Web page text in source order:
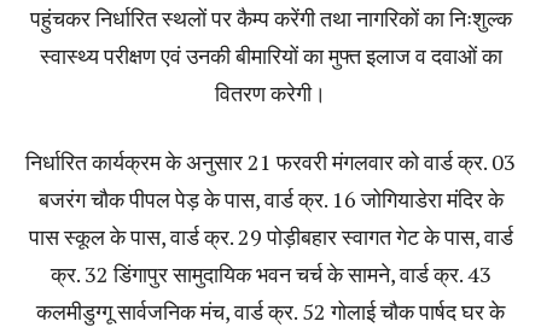
पहुंचकर निर्धारित स्थलों पर कैम्प करेंगी तथा नागरिकों का निःशुल्क
स्वास्थ्य परीक्षण एवं उनकी बीमारियों का मुफ्त इलाज व दवाओं का
वितरण करेगी।
निर्धारित कार्यक्रम के अनुसार 21 फरवरी मंगलवार को वार्ड क्र. 03
बजरंग चौक पीपल पेड़ के पास, वार्ड क्र. 16 जोगियाडेरा मंदिर के
पास स्कूल के पास, वार्ड क्र. 29 पोड़ीबहार स्वागत गेट के पास, वार्ड
क्र. 32 डिंगापुर सामुदायिक भवन चर्च के सामने, वार्ड क्र. 43
कलमीडुग्गू सार्वजनिक मंच, वार्ड क्र. 52 गोलाई चौक पार्षद घर के